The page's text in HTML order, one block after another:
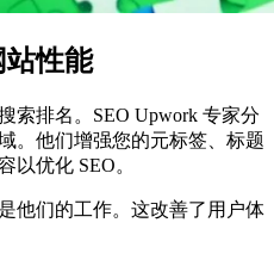
站性能
索排名。SEO Upwork 专家分
。他们增强您的元标签、标题
以优化 SEO。
他们的工作。这改善了用户体